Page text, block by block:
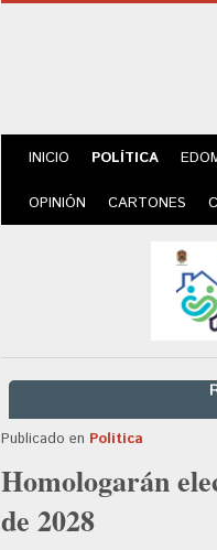
INICIO POLÍTICA
OPINIÓN CARTONES
Publicado en Política
Homologarán
de 2028